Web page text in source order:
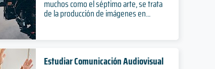
muchos como el séptimo arte, se trata
de la producción de imágenes en...
Estudiar Comunicación Audiovisual